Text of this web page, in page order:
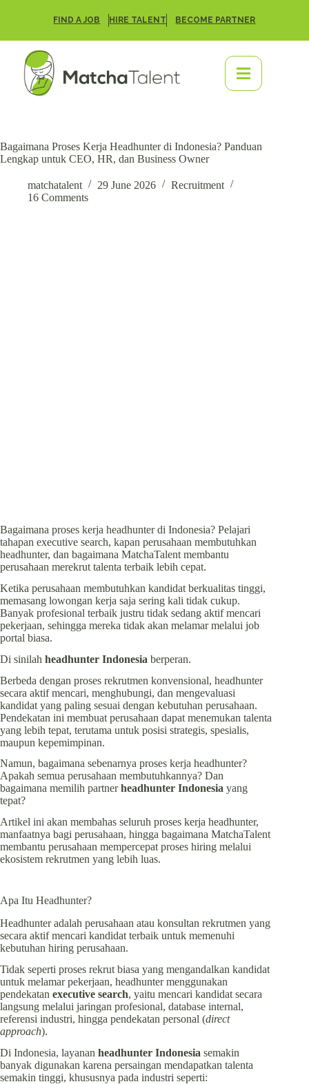
FIND A JOB HIRE TALENT BECOME PARTNER
Bagaimana Proses Kerja Headhunter di Indonesia? Panduan
Lengkap untuk CEO, HR, dan Business Owner
matchatalent 29 June 2026
Recruitment
16 Comments
Bagaimana proses kerja headhunter di Indonesia? Pelajari
tahapan executive search, kapan perusahaan membutuhkan
headhunter, dan bagaimana MatchaTalent membantu
perusahaan merekrut talenta terbaik lebih cepat.
Ketika perusahaan membutuhkan kandidat berkualitas tinggi,
memasang lowongan kerja saja sering kali tidak cukup.
Banyak profesional terbaik justru tidak sedang aktif mencari
pekerjaan, sehingga mereka tidak akan melamar melalui job
portal biasa.
Di sinilah headhunter Indonesia berperan.
Berbeda dengan proses rekrutmen konvensional, headhunter
secara aktif mencari, menghubungi, dan mengevaluasi
kandidat yang paling sesuai dengan kebutuhan perusahaan.
Pendekatan ini membuat perusahaan dapat menemukan talenta
yang lebih tepat, terutama untuk posisi strategis, spesialis,
maupun kepemimpinan.
Namun, bagaimana sebenarnya proses kerja headhunter?
Apakah semua perusahaan membutuhkannya? Dan
bagaimana memilih partnerheadhunter Indonesia yang
tepat?
Artikel ini akan membahas seluruh proses kerja headhunter,
manfaatnya bagi perusahaan, hingga bagaimana MatchaTalent
membantu perusahaan mempercepat proses hiring melalui
ekosistem rekrutmen yang lebih luas.
Apa Itu Headhunter?
Headhunter adalah perusahaan atau konsultan rekrutmen yang
secara aktif mencari kandidat terbaik untuk memenuhi
kebutuhan hiring perusahaan.
Tidak seperti proses rekrut biasa yang mengandalkan kandidat
untuk melamar pekerjaan, headhunter menggunakan
pendekatan executive search, yaitu mencari kandidat secara
langsung melalui jaringan profesional, database internal,
referensi industri, hingga pendekatan personal (direct
approach).
Di Indonesia, layanan headhunter Indonesia semakin
banyak digunakan karena persaingan mendapatkan talenta
semakin tinggi, khususnya pada industri seperti: